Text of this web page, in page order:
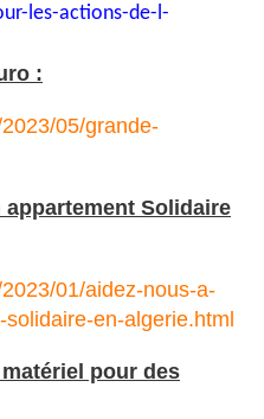
les-actions-de-l-
:
05/grande-
Solidaire
01/aidez-nous-a-
en-algerie.html
pour des